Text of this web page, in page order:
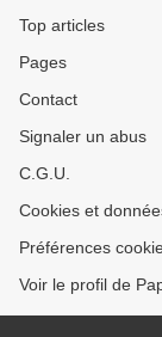
Top articles
Pages
Contact
Signaler un abus
C.G.U.
Cookies et
Préférences
Voir le profil de